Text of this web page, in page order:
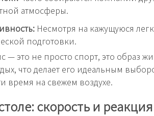
атмосферы.
Несмотря на кажущуюся
подготовки.
— это не просто спорт, это образ
что делает его идеальным
время на свежем воздухе.
скорость и реакция